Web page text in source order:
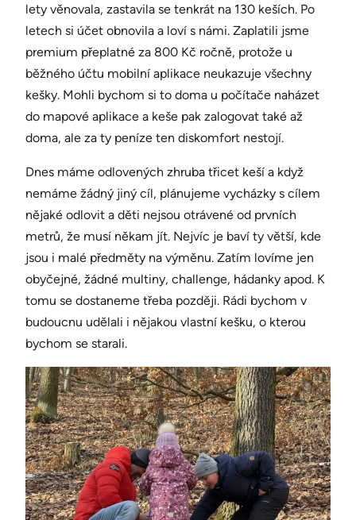
lety věnovala, zastavila se tenkrát na 130 keších. Po
letech si účet obnovila a loví s námi. Zaplatili jsme
premium přeplatné za 800 Kč ročně, protože u
běžného účtu mobilní aplikace neukazuje všechny
kešky. Mohli bychom si to doma u počítače naházet
do mapové aplikace a keše pak zalogovat také až
doma, ale za ty peníze ten diskomfort nestojí.
Dnes máme odlovených zhruba třicet keší a když
nemáme žádný jiný cíl, plánujeme vycházky s cílem
nějaké odlovit a děti nejsou otrávené od prvních
metrů, že musí někam jít. Nejvíc je baví ty větší, kde
jsou i malé předměty na výměnu. Zatím lovíme jen
obyčejné, žádné multiny, challenge, hádanky apod. K
tomu se dostaneme třeba později. Rádi bychom v
budoucnu udělali i nějakou vlastní kešku, o kterou
bychom se starali.